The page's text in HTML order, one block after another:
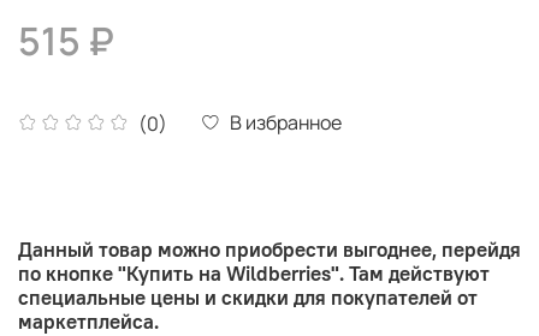
(0) В избранное
515 ₽
Данный товар можно приобрести выгоднее, перейдя
по кнопке "Купить на Wildberries". Там действуют
специальные цены и скидки для покупателей от
маркетплейса.